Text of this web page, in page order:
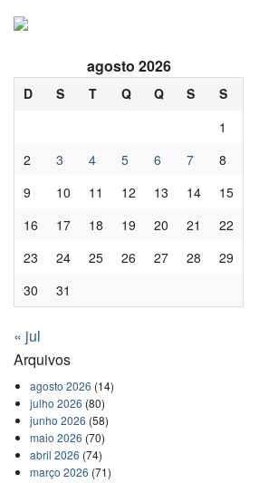
agosto 2026
D S T Q Q S
S
1
2
3 4 5 6 7
8
9
10 11 12 13 14
15
16
17 18 19 20 21
22
23
24 25 26 27 28
29
30
31
« jul
Arquivos
agosto 2026 (14)
julho 2026 (80)
junho 2026 (58)
maio 2026 (70)
abril 2026 (74)
março 2026 (71)